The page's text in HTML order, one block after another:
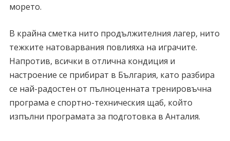
морето.
В крайна сметка нито продължителния лагер, нито
тежките натоварвания повлияха на играчите.
Напротив, всички в отлична кондиция и
настроение се прибират в България, като разбира
се най-радостен от пълноценната тренировъчна
програма е спортно-техническия щаб, който
изпълни програмата за подготовка в Анталия.